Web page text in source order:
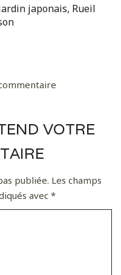
japonais, Rueil
VOTRE
publiée. Les champs
avec *